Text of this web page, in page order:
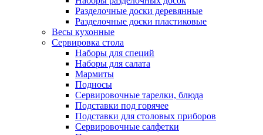
Разделочные доски деревянные
Разделочные доски пластиковые
Весы кухонные
Сервировка стола
Наборы для специй
Наборы для салата
Мармиты
Подносы
Сервировочные тарелки, блюда
Подставки под горячее
Подставки для столовых приборов
Сервировочные салфетки